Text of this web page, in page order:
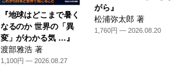
『地球はどこまで暑く
なるのか 世界の「異
変」がわかる気 …』
渡部雅浩 著
1,100円 — 2026.08.27
がら』
松浦弥太郎 著
1,760円 — 2026.08.20